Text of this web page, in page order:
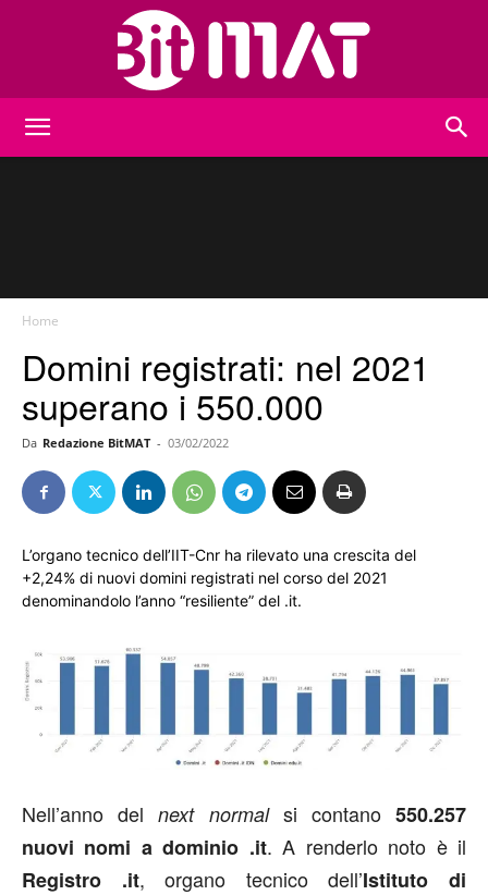
Home
Domini registrati: nel 2021
superano i 550.000
Da Redazione BitMAT - 03/02/2022
L’organo tecnico dell’IIT-Cnr ha rilevato una crescita del
+2,24% di nuovi domini registrati nel corso del 2021
denominandolo l’anno “resiliente” del .it.
Nell’anno delnext normalsi contano550.257
nuovi nomi a dominio .it. A renderlo noto è il
Registro .it, organo tecnico dell’Istituto di